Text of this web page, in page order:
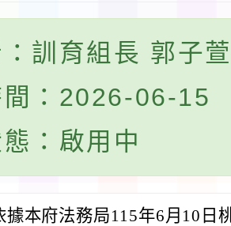
訓育組長 郭子
間：2026-06-15
：啟用中
據本府法務局115年6月10日